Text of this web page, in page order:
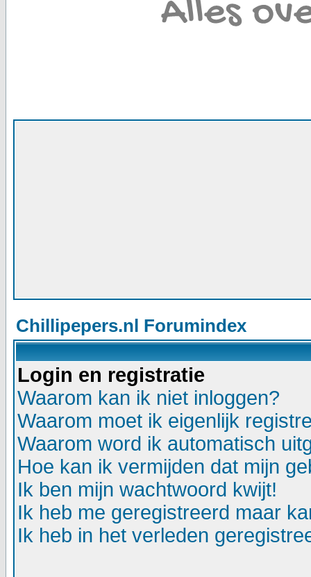
Chillipepers.nl Forumindex
Login en registratie
Waarom kan ik niet inloggen?
Waarom moet ik eigenlijk
Waarom word ik automatisch
Hoe kan ik vermijden dat mijn
Ik ben mijn wachtwoord kwijt!
Ik heb me geregistreerd maar
Ik heb in het verleden